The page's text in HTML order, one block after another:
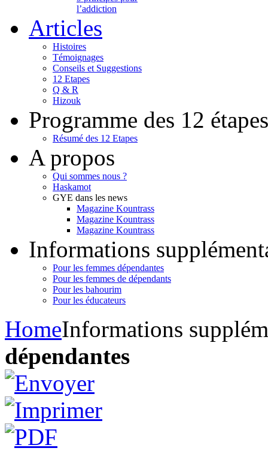
l’addiction
Articles
Histoires
Témoignages
Conseils et Suggestions
12 Etapes
Q & R
Hizouk
Programme des 12 étapes
Résumé des 12 Etapes
A propos
Qui sommes nous ?
Haskamot
GYE dans les news
Magazine Kountrass
Magazine Kountrass
Magazine Kountrass
Informations
Pour les femmes dépendantes
Pour les femmes de dépendants
Pour les bahourim
Pour les éducateurs
HomeInformations
dépendantes